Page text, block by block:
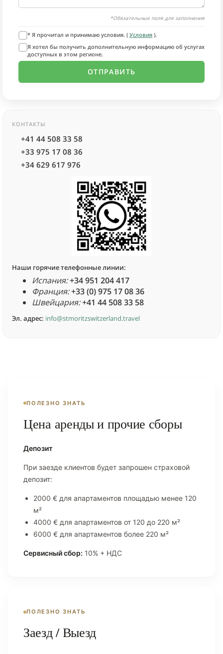
*Обязательные поля для заполнения
* Я прочитал и принимаю условия. ( Условия ).
Я хотел бы получить дополнительную информацию об услугах
доступных в этом регионе.
КОНТАКТЫ
+41 44 508 33 58
+33 975 17 08 36
+34 629 617 976
Наши горячие телефонные линии:
Испания:+34 951 204 417
Франция:+33 (0) 975 17 08 36
Швейцария:+41 44 508 33 58
Эл. адрес: info@stmoritzswitzerland.travel
ПОЛЕЗНО ЗНАТЬ
Цена аренды и прочие сборы
Депозит
При заезде клиентов будет запрошен страховой
депозит:
2000 € для апартаментов площадью менее 120
м²
4000 € для апартаментов от 120 до 220 м²
6000 € для апартаментов более 220 м²
Сервисный сбор: 10% + НДС
ПОЛЕЗНО ЗНАТЬ
Заезд / Выезд